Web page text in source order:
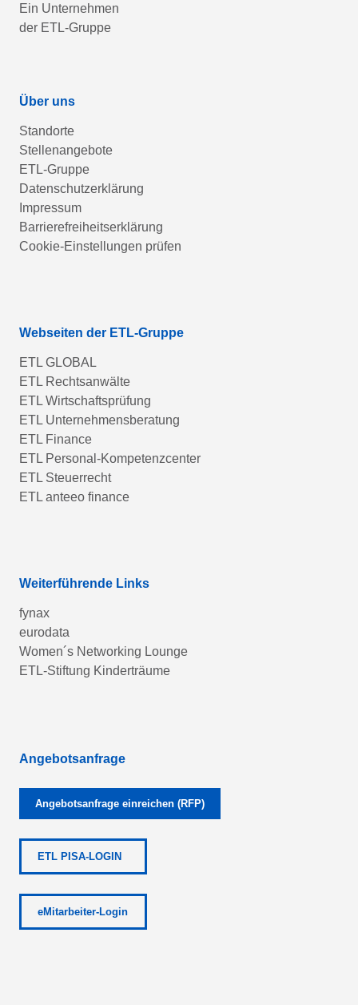
Ein Unternehmen
der ETL-Gruppe
Über uns
Standorte
Stellenangebote
ETL-Gruppe
Datenschutzerklärung
Impressum
Barrierefreiheitserklärung
Cookie-Einstellungen prüfen
Webseiten der ETL-Gruppe
ETL GLOBAL
ETL Rechtsanwälte
ETL Wirtschaftsprüfung
ETL Unternehmensberatung
ETL Finance
ETL Personal-Kompetenzcenter
ETL Steuerrecht
ETL anteeo finance
Weiterführende Links
fynax
eurodata
Women´s Networking Lounge
ETL-Stiftung Kinderträume
Angebotsanfrage
Angebotsanfrage einreichen (RFP)
ETL PISA-LOGIN
eMitarbeiter-Login